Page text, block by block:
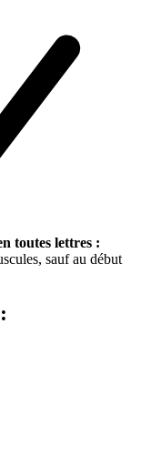
toutes lettres :
sauf au début